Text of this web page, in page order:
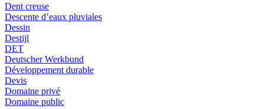
Dent creuse
Descente d’eaux pluviales
Dessin
Destijl
DET
Deutscher Werkbund
Développement durable
Devis
Domaine privé
Domaine public